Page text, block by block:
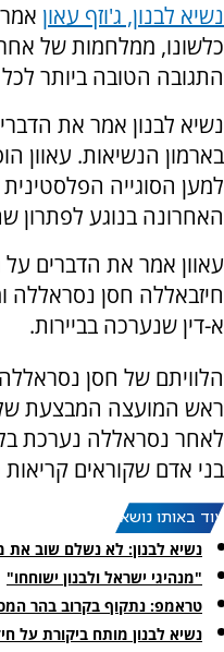
נשיא לבנון, ג'וזף עאון אמר
כלשונו, ממלחמות של
התגובה הטובה ביותר
נשיא לבנון אמר את
בארמון הנשיאות. עאוון
למען הסוגייה
האחרונה בנוגע לפתרון
עאוון אמר את הדברים על
חיזבאללה חסן נסראללה
א-דין שנערכה בביירות.
הלוויתם של חסן נסראללה
ראש המועצה המבצעת
לאחר נסראללה נערכת
בני אדם שקוראים
עוד באותו נושא:
נשיא לבנון: לא נשלם שוב את
"מנהיגי ישראל ולבנון ישוחחו"
טראמפ: נתקוף בקרוב בהר
נשיא לבנון מותח ביקורת על